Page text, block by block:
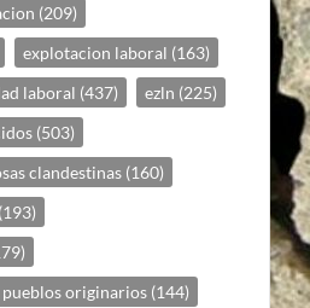
(209)
explotacion laboral (163)
laboral (437) ezln (225)
(503)
clandestinas (160)
(193)
pueblos originarios (144)